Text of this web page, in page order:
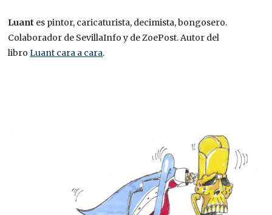
Luant es pintor, caricaturista, decimista, bongosero.
Colaborador de SevillaInfo y de ZoePost. Autor del
libroLuant cara a cara.